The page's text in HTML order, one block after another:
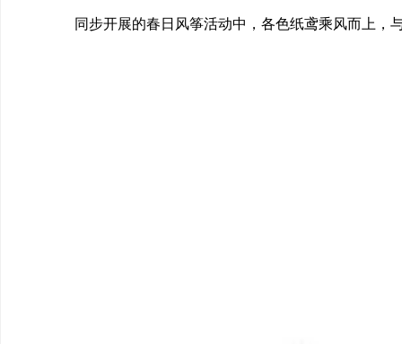
同步开展的春日风筝活动中，各色纸鸢乘风而上，